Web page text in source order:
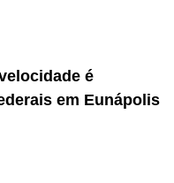
é
em Eunápolis